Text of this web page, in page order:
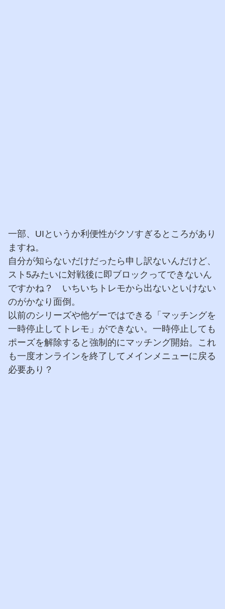
一部、UIというか利便性がクソすぎるところがあり
ますね。
自分が知らないだけだったら申し訳ないんだけど、
スト5みたいに対戦後に即ブロックってできないん
ですかね？ いちいちトレモから出ないといけない
のがかなり面倒。
以前のシリーズや他ゲーではできる「マッチングを
一時停止してトレモ」ができない。一時停止しても
ポーズを解除すると強制的にマッチング開始。これ
も一度オンラインを終了してメインメニューに戻る
必要あり？